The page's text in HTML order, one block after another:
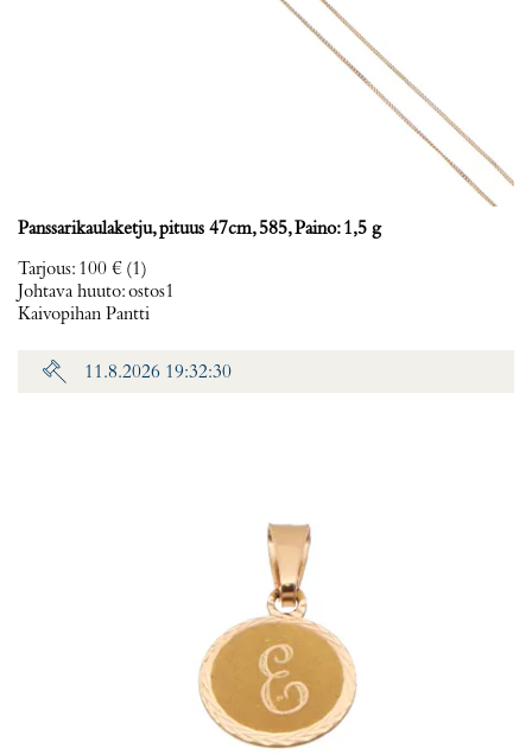
Panssarikaulaketju, pituus 47cm, 585, Paino: 1,5 g
Tarjous: 100 € (1)
Johtava huuto:ostos1
Kaivopihan Pantti
11.8.2026 19:32:30